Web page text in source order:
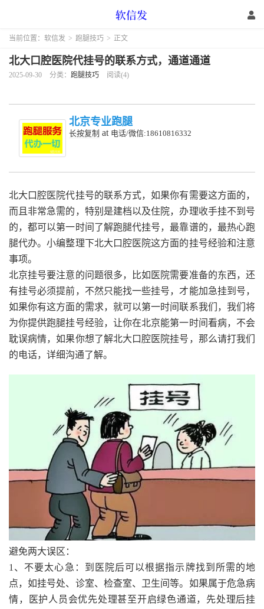
当前位置： 软信发 > 跑腿技巧 > 正文
北大口腔医院代挂号的联系方式，通道通道
2025-09-30 分类： 跑腿技巧 阅读(4)
北京专业跑腿
长按复制 at 电话/微信:18610816332
北大口腔医院代挂号的联系方式，如果你有需要这方面的，
而且非常急需的，特别是建档以及住院，办理收手挂不到号
的，都可以第一时间了解跑腿代挂号，最靠谱的，最热心跑
腿代办。小编整理下北大口腔医院这方面的挂号经验和注意
事项。
北京挂号要注意的问题很多，比如医院需要准备的东西，还
有挂号必须提前，不然只能找一些挂号，才能加急挂到号，
如果你有这方面的需求，就可以第一时间联系我们，我们将
为你提供跑腿挂号经验，让你在北京能第一时间看病，不会
耽误病情，如果你想了解北大口腔医院挂号，那么请打我们
的电话，详细沟通了解。
避免两大误区：
1、不要太心急：到医院后可以根据指示牌找到所需的地
点，如挂号处、诊室、检查室、卫生间等。如果属于危急病
情，医护人员会优先处理甚至开启绿色通道，先处理后挂